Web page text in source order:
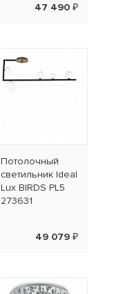
47 490 ₽
Потолочный
светильник Ideal
Lux BIRDS PL5
273631
49 079 ₽